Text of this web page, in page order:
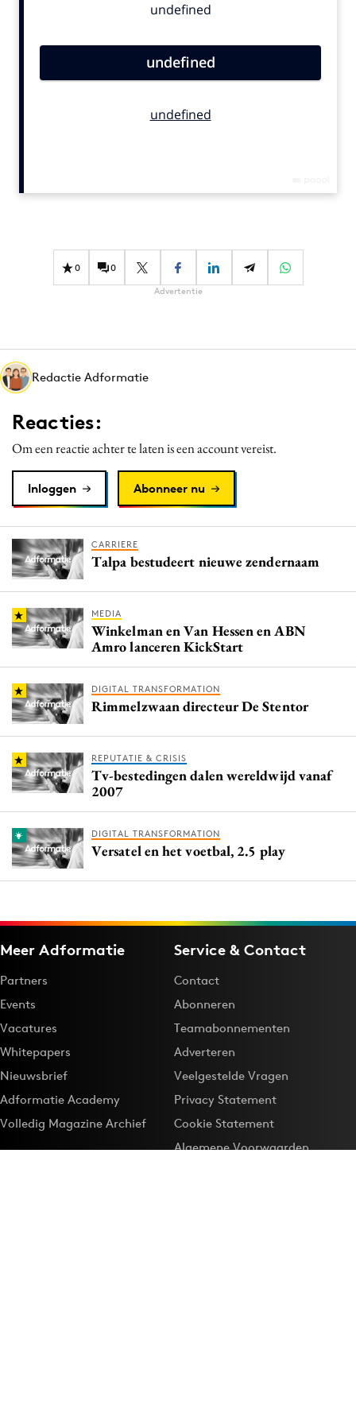
Contentmarketing
Effectiviteit
Gedragsverandering
Martech
Media
Merkstrategie
Programmatic
Purpose Marketing
Reputatie & crisis
0 0
Advertentie
Redactie Adformatie
Reacties:
Om een reactie achter te laten is een account vereist.
Inloggen Abonneer nu
CARRIERE
Talpa bestudeert nieuwe zendernaam
MEDIA
Winkelman en Van Hessen en ABN
Amro lanceren KickStart
DIGITAL TRANSFORMATION
Rimmelzwaan directeur De Stentor
REPUTATIE & CRISIS
Tv-bestedingen dalen wereldwijd vanaf
2007
DIGITAL TRANSFORMATION
Versatel en het voetbal, 2.5 play
Meer Adformatie
Partners
Events
Vacatures
Whitepapers
Nieuwsbrief
Adformatie Academy
Volledig Magazine Archief
Service & Contact
Contact
Abonneren
Teamabonnementen
Adverteren
Veelgestelde Vragen
Privacy Statement
Cookie Statement
Algemene Voorwaarden